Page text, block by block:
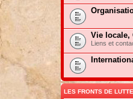
Vie locale,
Liens et
LES FRONTS DE